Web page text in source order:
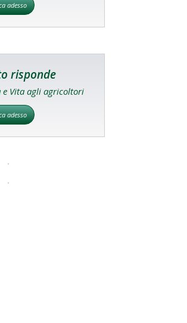
adesso
risponde
Vita agli agricoltori
adesso